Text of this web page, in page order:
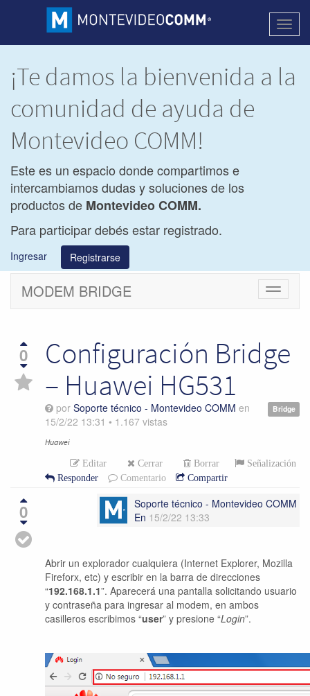
¡Te damos la bienvenida a la
comunidad de ayuda de
Montevideo COMM!
Este es un espacio donde compartimos e
intercambiamos dudas y soluciones de los
productos de Montevideo COMM.
Para participar debés estar registrado.
Ingresar Registrarse
Cambiar
MODEM BRIDGE
0
Configuración Bridge
– Huawei HG531
Bridge
por Soporte técnico - Montevideo COMM en
15/2/22 13:31 • 1.167 vistas
Huawei
Editar Cerrar Borrar
Señalización
Responder
Comentario Compartir
0
Soporte técnico - Montevideo COMM
En 15/2/22 13:33
Abrir un explorador cualquiera (Internet Explorer, Mozilla
Fireforx, etc) y escribir en la barra de direcciones
“192.168.1.1”. Aparecerá una pantalla solicitando usuario
y contraseña para ingresar al modem, en ambos
casilleros escribimos “user” y presione “Login”.